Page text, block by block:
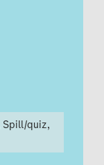
Spill/quiz,